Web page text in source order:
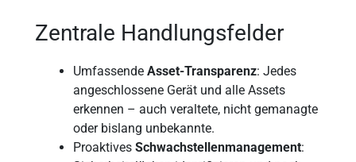
Zentrale Handlungsfelder
Umfassende Asset-Transparenz: Jedes
angeschlossene Gerät und alle Assets
erkennen – auch veraltete, nicht gemanagte
oder bislang unbekannte.
Proaktives Schwachstellenmanagement: